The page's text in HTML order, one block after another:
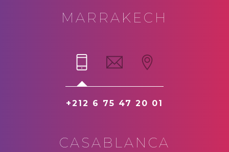
MARRAKECH
+212 6 75 47 20 01
CASABLANCA